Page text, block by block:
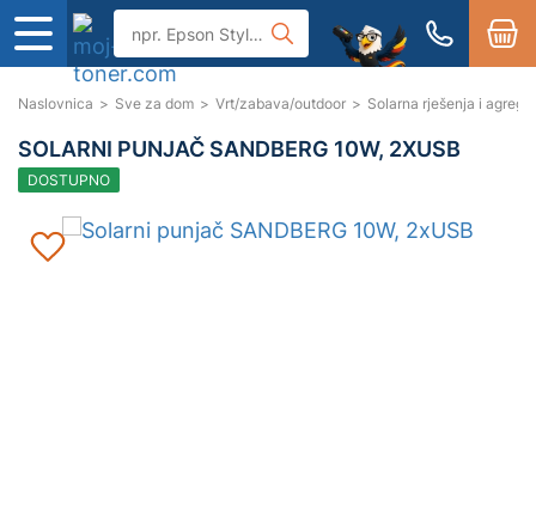
Naslovnica > Sve za dom > Vrt/zabava/outdoor > Solarna rješenja i
SOLARNI PUNJAČ SANDBERG 10W, 2XUSB
DOSTUPNO